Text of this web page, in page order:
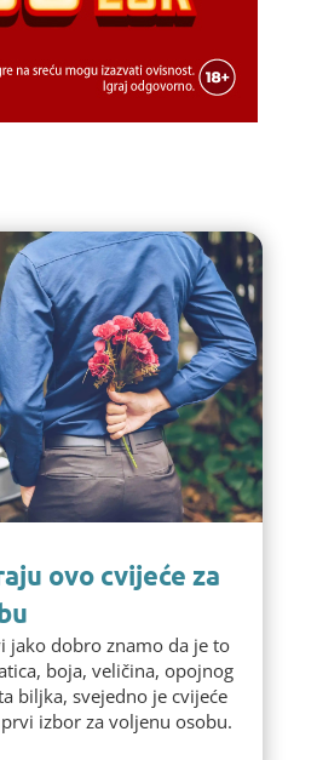
ovo cvijeće za
jako dobro znamo da je to
boja, veličina, opojnog
biljka, svejedno je cvijeće
izbor za voljenu osobu.